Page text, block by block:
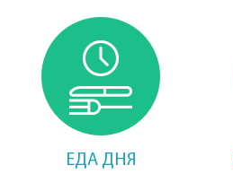
ЕДА ДНЯ